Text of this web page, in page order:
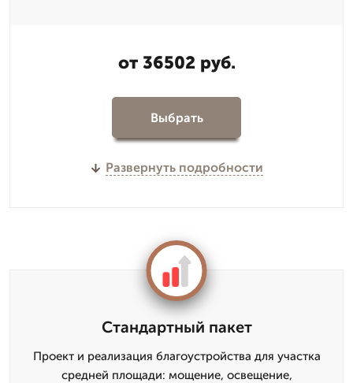
от 36502 руб.
Выбрать
Развернуть подробности
Стандартный пакет
Проект и реализация благоустройства для участка
средней площади: мощение, освещение,